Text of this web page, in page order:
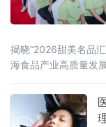
揭晓“2026甜美名品
海食品产业高质量发
科学家应铁进，福建
评论员刘戈，漳州市